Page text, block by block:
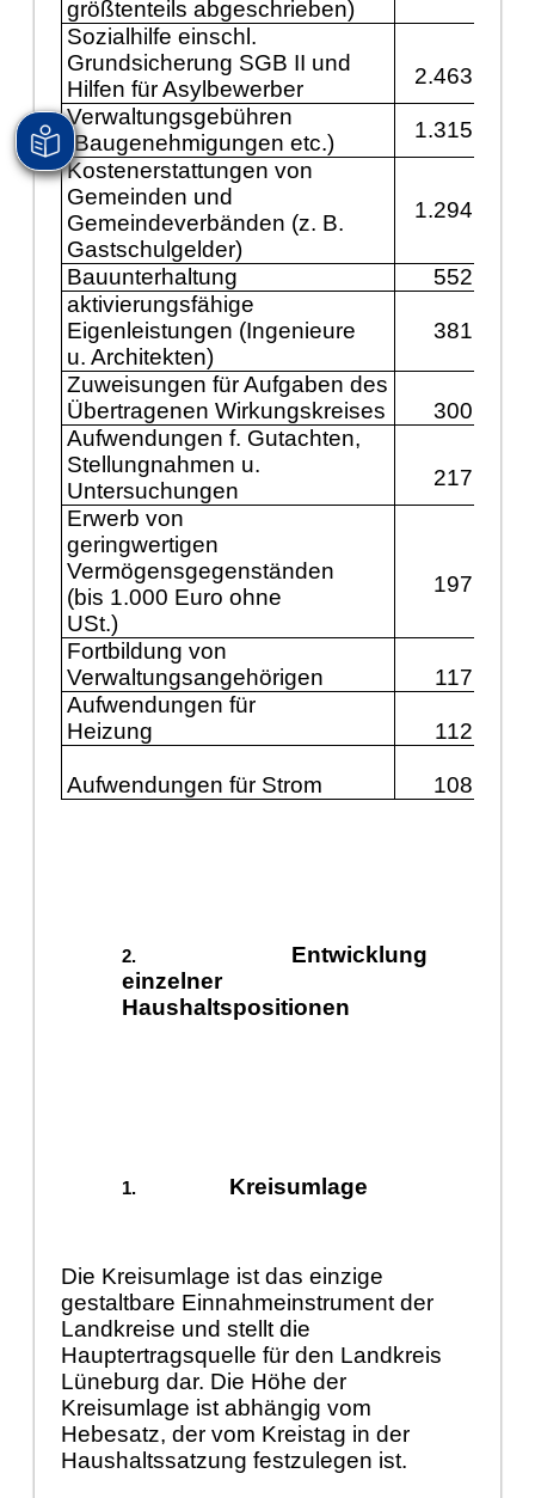
größtenteils abgeschrieben)
Sozialhilfe einschl.
Grundsicherung SGB II und
Hilfen für Asylbewerber
2.463.800
Verwaltungsgebühren
(Baugenehmigungen etc.)
1.315.600
Kostenerstattungen von
Gemeinden und
Gemeindeverbänden (z. B.
Gastschulgelder)
1.294.100
Bauunterhaltung
552.000
aktivierungsfähige
Eigenleistungen (Ingenieure
u. Architekten)
381.000
Zuweisungen für Aufgaben des
Übertragenen Wirkungskreises
300.000
Aufwendungen f. Gutachten,
Stellungnahmen u.
Untersuchungen
217.700
Erwerb von
geringwertigen
Vermögensgegenständen
(bis 1.000 Euro ohne
USt.)
197.900
Fortbildung von
Verwaltungsangehörigen
117.200
Aufwendungen für
Heizung
112.400
Aufwendungen für Strom 108.300
Entwicklung
einzelner
Haushaltspositionen
Kreisumlage
Die Kreisumlage ist das einzige
gestaltbare Einnahmeinstrument der
Landkreise und stellt die
Hauptertragsquelle für den Landkreis
Lüneburg dar. Die Höhe der
Kreisumlage ist abhängig vom
Hebesatz, der vom Kreistag in der
Haushaltssatzung festzulegen ist.